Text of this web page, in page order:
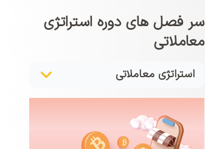
سر فصل های دوره استراتژی
معاملاتی
استراتژی معاملاتی